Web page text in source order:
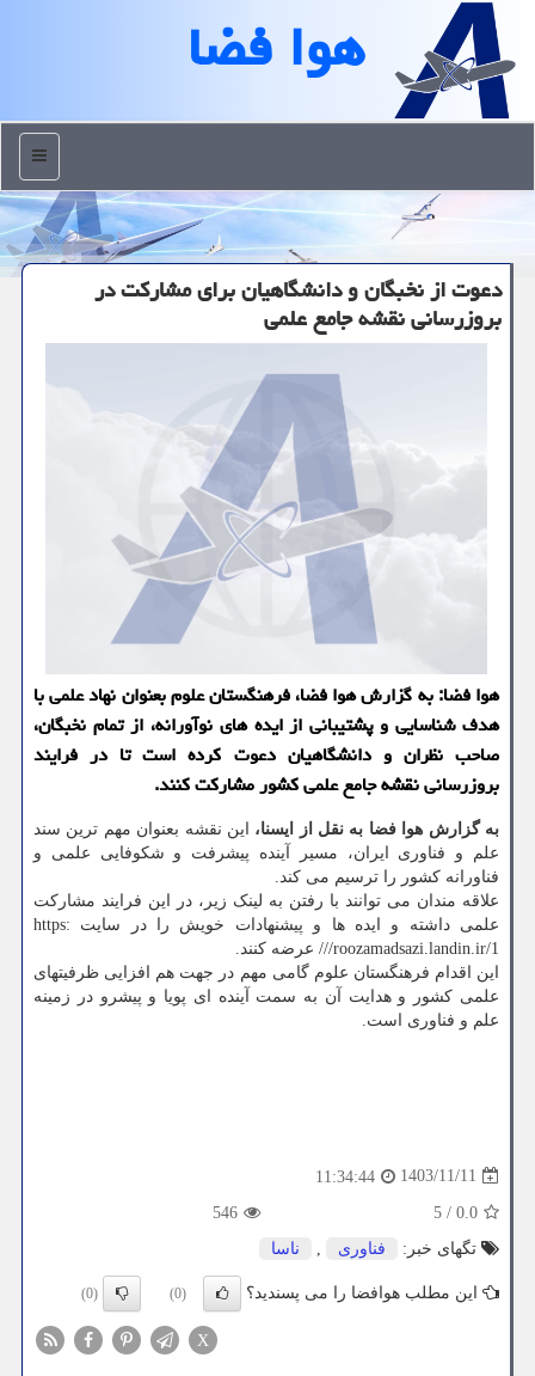
هوا فضا
منو
دعوت از نخبگان و دانشگاهیان برای مشارکت در
بروزرسانی نقشه جامع علمی
هوا فضا: به گزارش هوا فضا، فرهنگستان علوم بعنوان نهاد علمی با
هدف شناسایی و پشتیبانی از ایده های نوآورانه، از تمام نخبگان،
صاحب نظران و دانشگاهیان دعوت کرده است تا در فرایند
بروزرسانی نقشه جامع علمی کشور مشارکت کنند.
به گزارش هوا فضا به نقل از ایسنا،
این نقشه بعنوان مهم ترین سند
علم و فناوری ایران، مسیر آینده پیشرفت و شکوفایی علمی و
فناورانه کشور را ترسیم می کند.
علاقه مندان می توانند با رفتن به لینک زیر، در این فرایند مشارکت
علمی داشته و ایده ها و پیشنهادات خویش را در سایت https:
//roozamadsazi.landin.ir/1/ عرضه کنند.
این اقدام فرهنگستان علوم گامی مهم در جهت هم افزایی ظرفیتهای
علمی کشور و هدایت آن به سمت آینده ای پویا و پیشرو در زمینه
علم و فناوری است.
1403/11/11
11:34:44
0.0
/
5
546
تگهای خبر:
فناوری , ناسا
این مطلب هوافضا را می پسندید؟ (0)
(0)
X